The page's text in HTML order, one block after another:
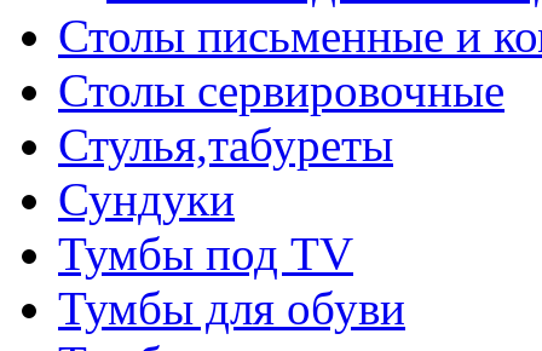
Столы письменные и
Столы сервировочные
Стулья,табуреты
Сундуки
Тумбы под TV
Тумбы для обуви